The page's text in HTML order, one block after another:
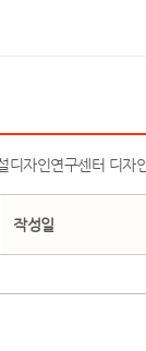
디자인연구센터 디자
작성일